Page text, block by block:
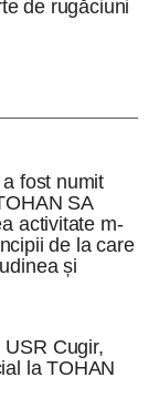
de rugăciuni
fost numit
SA
activitate m-
de la care
și
Cugir,
la TOHAN